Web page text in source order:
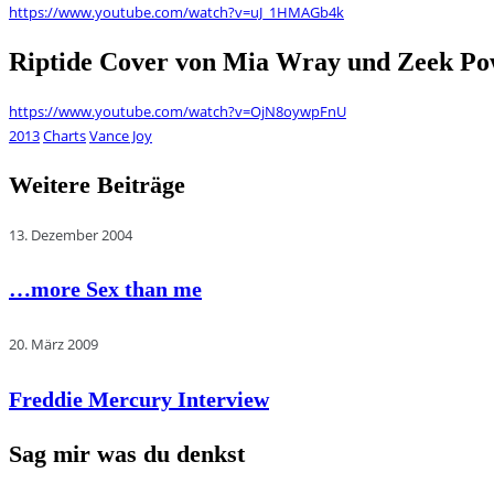
https://www.youtube.com/watch?v=uJ_1HMAGb4k
Riptide Cover von Mia Wray und Zeek
https://www.youtube.com/watch?v=OjN8oywpFnU
2013ChartsVance Joy
Weitere Beiträge
13. Dezember 2004
…more Sex than me
20. März 2009
Freddie Mercury Interview
Sag mir was du denkst